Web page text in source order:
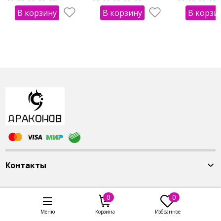
Нефрит - камень, свойства которого
сущности, так и в поведенческом плане, и
даже внешним изменениям.
В корзину В корзину В
Контакты
Меню
0
Корзина
0
Избранное